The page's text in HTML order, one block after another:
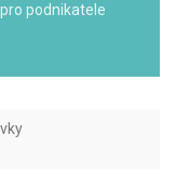
podnikatele